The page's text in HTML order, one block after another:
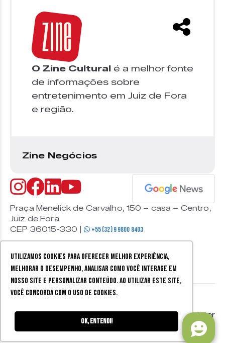
Utilizamos cookies para oferecer melhor experiência,
melhorar o desempenho, analisar como você interage em
nosso site e personalizar conteúdo. Ao utilizar este site,
você concorda com o uso de cookies.
Ok, entendi!
O Zine Cultural é a melhor fonte
de informações sobre
entretenimento em Juiz de Fora
e região.
Zine Negócios
Praça Menelick de Carvalho, 150 – casa – Centro,
Juiz de Fora
CEP 36015-330 |
+55 (32) 9 9800 8403
os direitos reservados.
Mobister